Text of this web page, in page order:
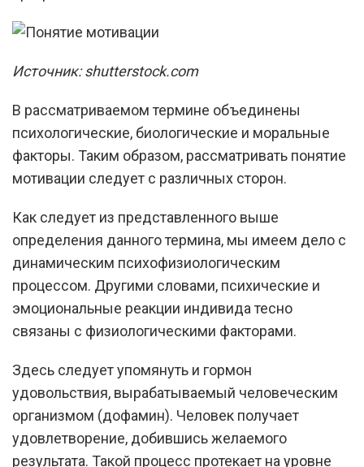
Источник: shutterstock.com
В рассматриваемом термине объединены
психологические, биологические и моральные
факторы. Таким образом, рассматривать понятие
мотивации следует с различных сторон.
Как следует из представленного выше
определения данного термина, мы имеем дело с
динамическим психофизиологическим
процессом. Другими словами, психические и
эмоциональные реакции индивида тесно
связаны с физиологическими факторами.
Здесь следует упомянуть и гормон
удовольствия, вырабатываемый человеческим
организмом (дофамин). Человек получает
удовлетворение, добившись желаемого
результата. Такой процесс протекает на уровне